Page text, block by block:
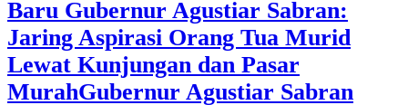
Baru Gubernur Agustiar Sabran:
Jaring Aspirasi Orang Tua Murid
Lewat Kunjungan dan Pasar
MurahGubernur Agustiar Sabran